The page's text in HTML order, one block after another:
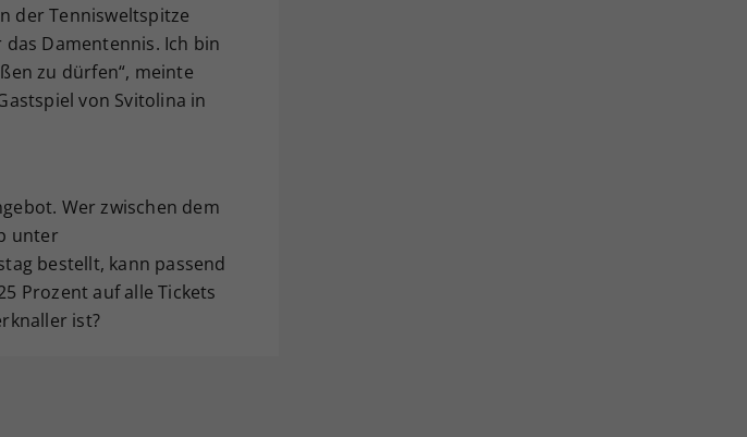
der Tennisweltspitze
Damentennis. Ich bin
zu dürfen“, meinte
von Svitolina in
Wer zwischen dem
unter
bestellt, kann passend
Prozent auf alle Tickets
ist?